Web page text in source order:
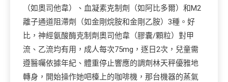
（如奧司他韋）、血凝素克制劑（如阿比多爾）和M2
離子通道阻滯劑（如金剛烷胺和金剛乙胺）3種。好
比，神經氨酸酶克制劑奧司他韋（膠囊/顆粒）對甲
流、乙流均有用，成人每次75mg，逐日2次，兒童需
遵醫囑依據年紀、體重停止響應的調劑林天秤優雅地
轉身，開始操作她吧檯上的咖啡機，那台機器的蒸氣